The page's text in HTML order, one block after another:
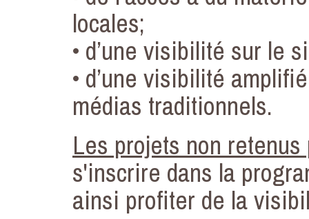
locales;
• d’une visibilité sur le
• d’une visibilité
médias traditionnels.
Les projets non retenus
s'inscrire dans la
ainsi profiter de la